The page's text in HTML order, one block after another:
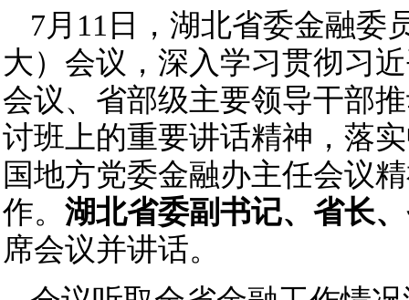
7月11日，湖北省委金融委
大）会议，深入学习贯彻习
会议、省部级主要领导干部
讨班上的重要讲话精神，落
国地方党委金融办主任会议
作。 湖北省委副书记、省长
席会议并讲话。